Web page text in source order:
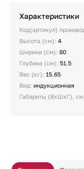
Характеристики
Код(артикул)
Высота (см): 4
Ширина (см): 80
Глубина (см): 51.5
Вес (кг): 15.65
Вид: индукционная
Габариты (ВхШхГ),